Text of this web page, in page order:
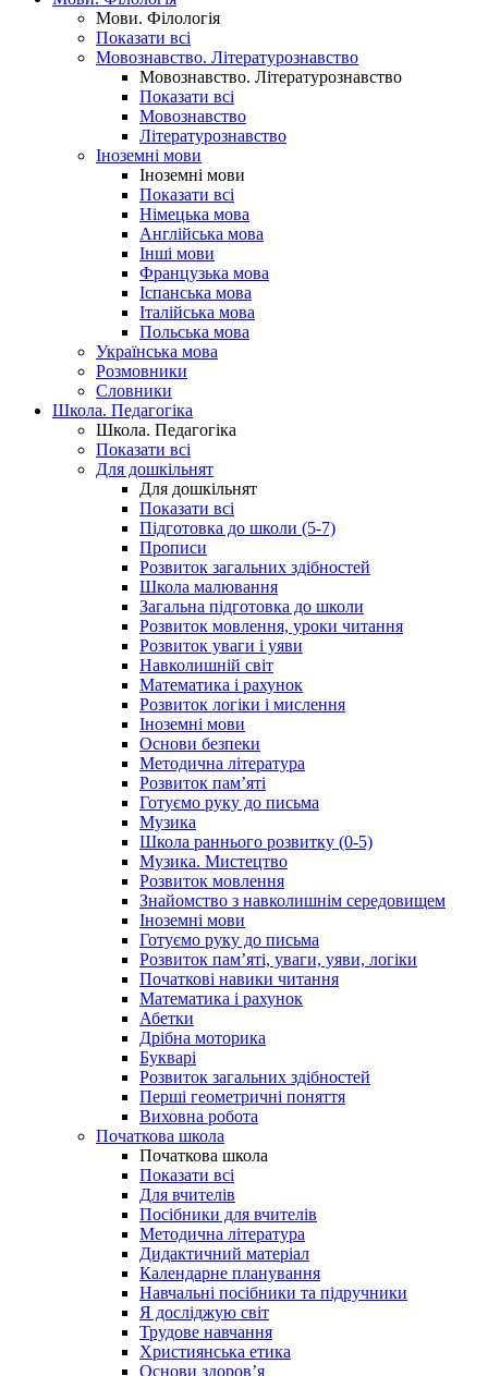
Мови. Філологія
Показати всі
Мовознавство. Літературознавство
Мовознавство. Літературознавство
Показати всі
Мовознавство
Літературознавство
Іноземні мови
Іноземні мови
Показати всі
Німецька мова
Англійська мова
Інші мови
Французька мова
Іспанська мова
Італійська мова
Польська мова
Українська мова
Розмовники
Словники
Школа. Педагогіка
Школа. Педагогіка
Показати всі
Для дошкільнят
Для дошкільнят
Показати всі
Підготовка до школи (5-7)
Прописи
Розвиток загальних здібностей
Школа малювання
Загальна підготовка до школи
Розвиток мовлення, уроки читання
Розвиток уваги і уяви
Навколишній світ
Математика і рахунок
Розвиток логіки і мислення
Іноземні мови
Основи безпеки
Методична література
Розвиток пам’яті
Готуємо руку до письма
Музика
Школа раннього розвитку (0-5)
Музика. Мистецтво
Розвиток мовлення
Знайомство з навколишнім середовищем
Іноземні мови
Готуємо руку до письма
Розвиток пам’яті, уваги, уяви, логіки
Початкові навики читання
Математика і рахунок
Абетки
Дрібна моторика
Букварі
Розвиток загальних здібностей
Перші геометричні поняття
Виховна робота
Початкова школа
Початкова школа
Показати всі
Для вчителів
Посібники для вчителів
Методична література
Дидактичний матеріал
Календарне планування
Навчальні посібники та підручники
Я досліджую світ
Трудове навчання
Християнська етика
Основи здоров’я